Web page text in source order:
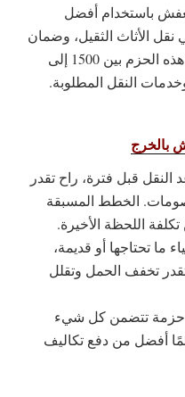
باستخدام أفضل
الأثاث الثقيل، وضمان
تأمين الأثاث أثناء النقل. قد تكلف هذه الحزم بين 1500 إلى
بالخرج
قبل فترة، راح تقدر
الخطط المسبقة
اللحظة الأخيرة.
ما تحتاجها أو قديمة،
تخفف الحمل وتقلل
حزمة تتضمن كل شيء
أفضل من دفع تكاليف